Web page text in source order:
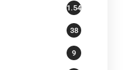
1.541
38
9